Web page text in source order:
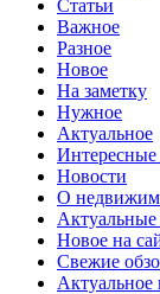
Статьи
Важное
Разное
Новое
На заметку
Нужное
Актуальное
Интересные
Новости
О
Актуальные
Новое на
Свежие
Актуальное